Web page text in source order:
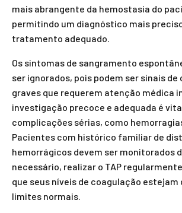
mais abrangente da hemostasia do
permitindo um diagnóstico mais
tratamento adequado.
Os sintomas de sangramento
ser ignorados, pois podem ser sinais de
graves que requerem atenção médica
investigação precoce e adequada é
complicações sérias, como
Pacientes com histórico familiar de
hemorrágicos devem ser monitorados
necessário, realizar o TAP
que seus níveis de coagulação estejam
limites normais.